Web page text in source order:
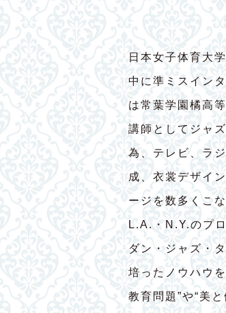
日本女子体育大
中に準ミスイン
は常葉学園橘高
講師としてジャ
為、テレビ、ラ
成、衣裳デザイ
ージを数多くこ
L.A.・N.Y.のプ
ダン・ジャズ・
培ったノウハウ
教育問題”や“美